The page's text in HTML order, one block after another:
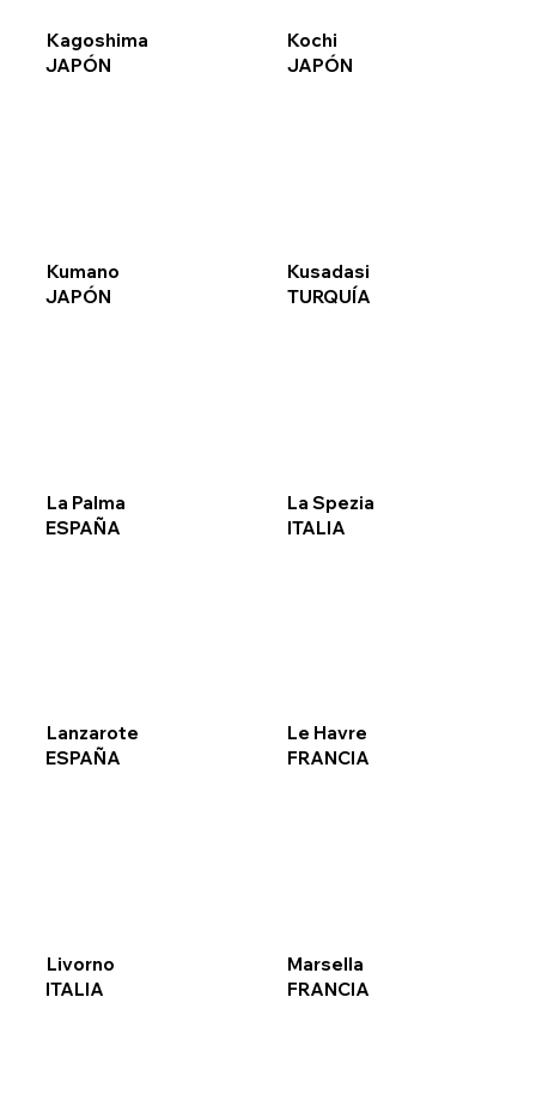
Kagoshima
JAPÓN
Kochi
JAPÓN
Kumano
JAPÓN
Kusadasi
TURQUÍA
La Palma
ESPAÑA
La Spezia
ITALIA
Lanzarote
ESPAÑA
Le Havre
FRANCIA
Livorno
ITALIA
Marsella
FRANCIA